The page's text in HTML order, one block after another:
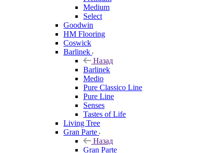
Medium
Select
Goodwin
HM Flooring
Coswick
Barlinek
Назад
Barlinek
Medio
Pure Classico Line
Pure Line
Senses
Tastes of Life
Living Tree
Gran Parte
Назад
Gran Parte